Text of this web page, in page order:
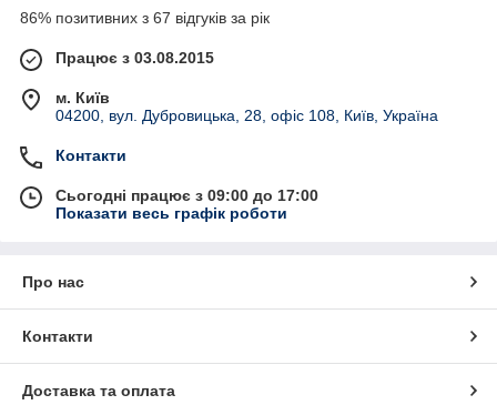
· водяные;
· механические;
· тонкой очистки;
· с адсорбционной, угольной фильтрацией;
· с ионизатором и электростатической фильтрацией;
· с HEPA-фильтром и озонатором.
очищают помещение от патогенных бактерий и вирусов.
Увлажнители воздуха
Оптимальной влажностью воздуха в помещении принято
86% позитивних з 67 відгуків за рік
Працює з 03.08.2015
м. Київ
04200, вул. Дубровицька, 28, офіс 108, Київ, Україна
Контакти
Сьогодні працює з 09:00 до 17:00
Показати весь графік роботи
Про нас
Контакти
Доставка та оплата